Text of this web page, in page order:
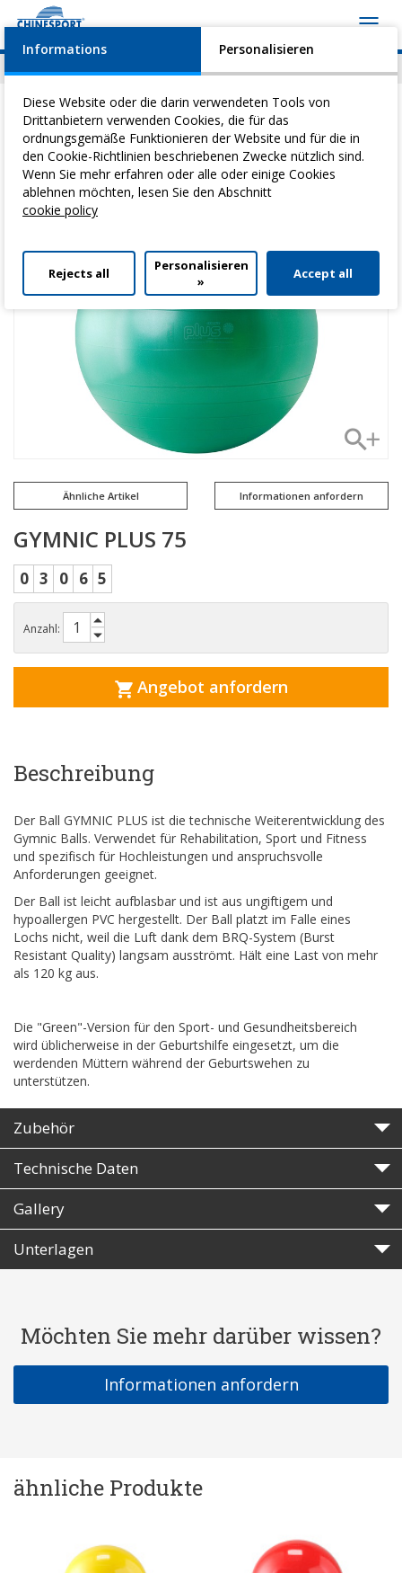
News Geschehen Video Download
Sie befinden sich hier:Home>Heilgymnastik>RehabilitationsbäLle
Gymnic Plus 75
Ähnliche Artikel Informationen anfordern
GYMNIC PLUS 75
0 3 0 6 5
Anzahl:
Angebot anfordern
Beschreibung
Der Ball GYMNIC PLUS ist die technische Weiterentwicklung des
Gymnic Balls. Verwendet für Rehabilitation, Sport und Fitness
und spezifisch für Hochleistungen und anspruchsvolle
Anforderungen geeignet.
Der Ball ist leicht aufblasbar und ist aus ungiftigem und
hypoallergen PVC hergestellt. Der Ball platzt im Falle eines
Lochs nicht, weil die Luft dank dem BRQ-System (Burst
Resistant Quality) langsam ausströmt. Hält eine Last von mehr
als 120 kg aus.
Die "Green"-Version für den Sport- und Gesundheitsbereich
wird üblicherweise in der Geburtshilfe eingesetzt, um die
werdenden Müttern während der Geburtswehen zu
unterstützen.
Zubehör
Technische Daten
Gallery
Unterlagen
Möchten Sie mehr darüber wissen?
Informationen anfordern
ähnliche Produkte
Informations Personalisieren
Diese Website oder die darin verwendeten Tools von
Drittanbietern verwenden Cookies, die für das
ordnungsgemäße Funktionieren der Website und für die in
den Cookie-Richtlinien beschriebenen Zwecke nützlich sind.
Wenn Sie mehr erfahren oder alle oder einige Cookies
ablehnen möchten, lesen Sie den Abschnitt
cookie policy
Rejects all
Personalisieren
»
Accept all